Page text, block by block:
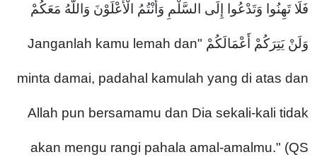
فَلَا تَهِنُوا وَتَدْعُوا إِلَى السَّلْمِ وَأَنْتُمُ الْأَعْلَوْنَ وَاللَّهُ مَعَكُمْ
وَلَنْ يَتِرَكُمْ أَعْمَالَكُمْ "Janganlah kamu lemah dan
minta damai, padahal kamulah yang di atas dan
Allah pun bersamamu dan Dia sekali-kali tidak
akan mengu rangi pahala amal-amalmu." (QS